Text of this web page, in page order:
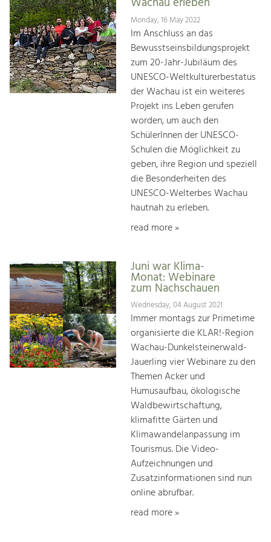
Monday, 16 May 2022
Im Anschluss an das
Bewusstseinsbildungsprojekt
zum 20-Jahr-Jubiläum des
UNESCO-Weltkulturerbestatus
der Wachau ist ein weiteres
Projekt ins Leben gerufen
worden, um auch den
SchülerInnen der UNESCO-
Schulen die Möglichkeit zu
geben, ihre Region und speziell
die Besonderheiten des
UNESCO-Welterbes Wachau
hautnah zu erleben.
read more »
Juni war Klima-
Monat: Webinare
zum Nachschauen
Wednesday, 04 August 2021
Immer montags zur Primetime
organisierte die KLAR!-Region
Wachau-Dunkelsteinerwald-
Jauerling vier Webinare zu den
Themen Acker und
Humusaufbau, ökologische
Waldbewirtschaftung,
klimafitte Gärten und
Klimawandelanpassung im
Tourismus. Die Video-
Aufzeichnungen und
Zusatzinformationen sind nun
online abrufbar.
read more »